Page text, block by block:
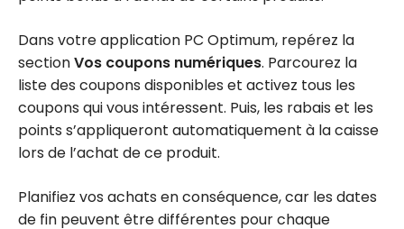
Dans votre application PC Optimum, repérez la
sectionVos coupons numériques. Parcourez la
liste des coupons disponibles et activez tous les
coupons qui vous intéressent. Puis, les rabais et les
points s’appliqueront automatiquement à la caisse
lors de l’achat de ce produit.
Planifiez vos achats en conséquence, car les dates
de fin peuvent être différentes pour chaque